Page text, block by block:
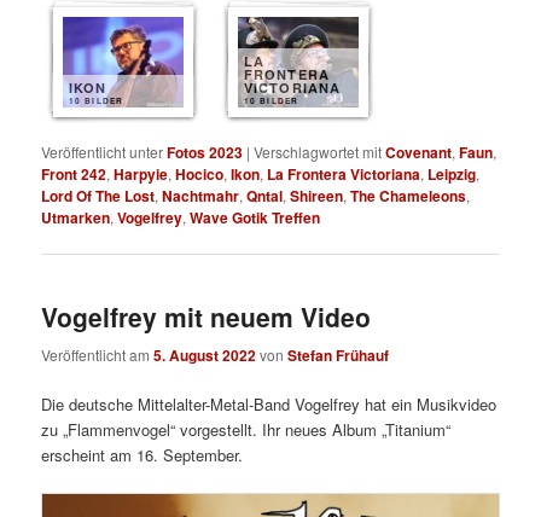
IKON
10 BILDER
LA
FRONTERA
VICTORIANA
10 BILDER
Veröffentlicht unterFotos 2023 |Verschlagwortet mitCovenant,Faun,
Front 242,Harpyie,Hocico,Ikon, La Frontera Victoriana, Leipzig,
Lord Of The Lost,Nachtmahr,Qntal,Shireen,The Chameleons,
Utmarken,Vogelfrey,Wave Gotik Treffen
Vogelfrey mit neuem Video
Veröffentlicht am5. August 2022vonStefan Frühauf
Die deutsche Mittelalter-Metal-Band Vogelfrey hat ein Musikvideo
zu „Flammenvogel“ vorgestellt. Ihr neues Album „Titanium“
erscheint am 16. September.